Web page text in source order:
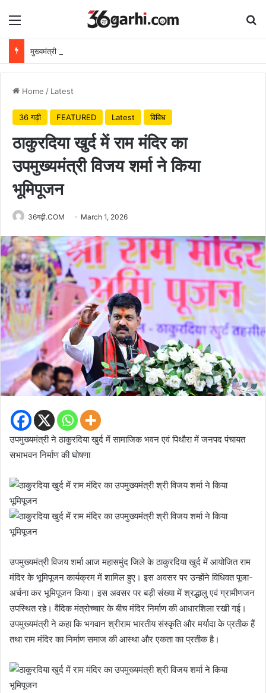
Menu
Home / Latest
36 गढ़ी FEATURED Latest विविध
ठाकुरदिया खुर्द में राम मंदिर का
उपमुख्यमंत्री विजय शर्मा ने किया
भूमिपूजन
36गढ़ी.COM March 1, 2026
उपमुख्यमंत्री ने ठाकुरदिया खुर्द में सामाजिक भवन एवं पिथौरा में जनपद पंचायत
सभाभवन निर्माण की घोषणा
उपमुख्यमंत्री विजय शर्मा आज महासमुंद जिले के ठाकुरदिया खुर्द में आयोजित राम
मंदिर के भूमिपूजन कार्यक्रम में शामिल हुए। इस अवसर पर उन्होंने विधिवत पूजा-
अर्चना कर भूमिपूजन किया। इस अवसर पर बड़ी संख्या में श्रद्धालु एवं ग्रामीणजन
उपस्थित रहे। वैदिक मंत्रोच्चार के बीच मंदिर निर्माण की आधारशिला रखी गई।
उपमुख्यमंत्री ने कहा कि भगवान श्रीराम भारतीय संस्कृति और मर्यादा के प्रतीक हैं
तथा राम मंदिर का निर्माण समाज की आस्था और एकता का प्रतीक है।